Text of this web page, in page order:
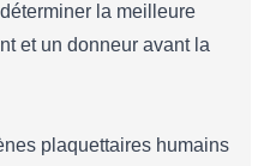
la meilleure
et un donneur avant la
plaquettaires humains